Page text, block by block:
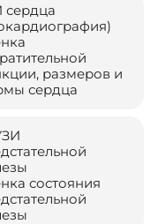
сердца
размеров и
сердца
состояния